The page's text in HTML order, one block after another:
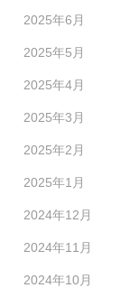
2025年6月
2025年5月
2025年4月
2025年3月
2025年2月
2025年1月
2024年12月
2024年11月
2024年10月